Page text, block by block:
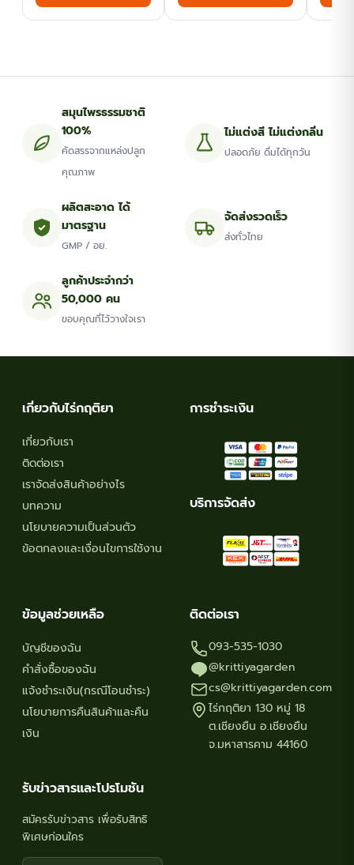
through has
The
may
be
สมุนไพรธรรมชาติ
100%
คัดสรรจากแหล่งปลูก
คุณภาพ
ไม่แต่งสี ไม่แต่งกลิ่น
ปลอดภัย ดื่มได้ทุกวัน
ผลิตสะอาด ได้
มาตรฐาน
GMP / อย.
จัดส่งรวดเร็ว
ส่งทั่วไทย
ลูกค้าประจำกว่า
50,000 คน
ขอบคุณที่ไว้วางใจเรา
เกี่ยวกับไร่กฤติยา
เกี่ยวกับเรา
ติดต่อเรา
เราจัดส่งสินค้าอย่างไร
บทความ
นโยบายความเป็นส่วนตัว
ข้อตกลงและเงื่อนไขการใช้งาน
การชำระเงิน
บริการจัดส่ง
ข้อมูลช่วยเหลือ
บัญชีของฉัน
คำสั่งซื้อของฉัน
แจ้งชำระเงิน(กรณีโอนชำระ)
นโยบายการคืนสินค้าและคืน
เงิน
ติดต่อเรา
093-535-1030
@krittiyagarden
cs@krittiyagarden.com
ไร่กฤติยา 130 หมู่ 18
ต.เชียงยืน อ.เชียงยืน
จ.มหาสารคาม 44160
รับข่าวสารและโปรโมชัน
สมัครรับข่าวสาร เพื่อรับสิทธิ
พิเศษก่อนใคร